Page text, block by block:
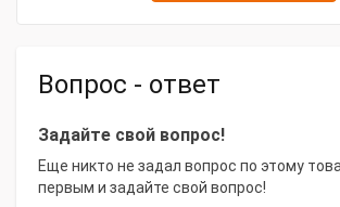
Вопрос - ответ
Задайте свой вопрос!
Еще никто не задал вопрос по этому
первым и задайте свой вопрос!